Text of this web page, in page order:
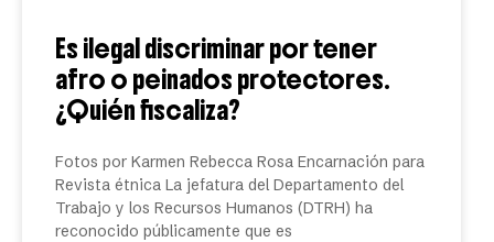
Es ilegal discriminar por tener
afro o peinados protectores.
¿Quién fiscaliza?
Fotos por Karmen Rebecca Rosa Encarnación para
Revista étnica La jefatura del Departamento del
Trabajo y los Recursos Humanos (DTRH) ha
reconocido públicamente que es